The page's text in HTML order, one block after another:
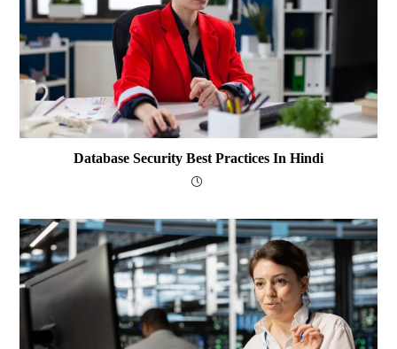
Database Security Best Practices In Hindi